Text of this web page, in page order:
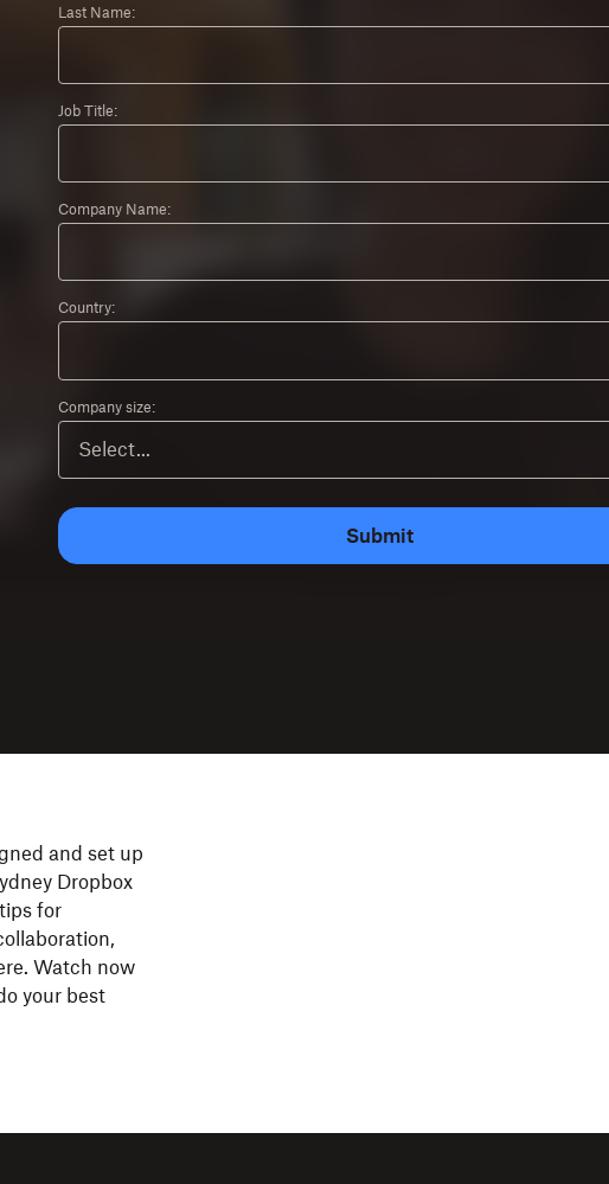
Last Name:
Job Title:
Company Name:
Country:
Company size:
Submit
and set up
Dropbox
for
Watch now
your best